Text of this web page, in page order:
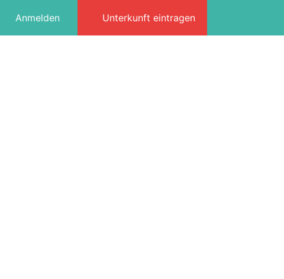
Anmelden Unterkunft eintragen